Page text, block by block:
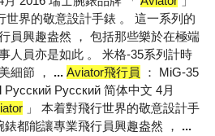
世界的敬意設計手錶 。 這一系列的
員興趣盎然 ， 包括那些樂於在極端
人員亦是如此 。 米格-35系列計時
細節 ， ... Aviator飛行員
： MiG-35
Pусский 简体中文 4月
」 本着對飛行世界的敬意設計手
都能讓專業飛行員興趣盎然 ， ...